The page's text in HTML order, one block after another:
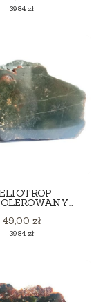
Cena
39,84 zł
Cena
49,00 zł
Cena
39,84 zł